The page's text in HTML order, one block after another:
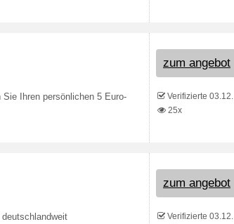
Ihren persönlichen 5 Euro-
zum angebot
Verifizierte 03.12.
25x
zum angebot
Verifizierte 03.12.